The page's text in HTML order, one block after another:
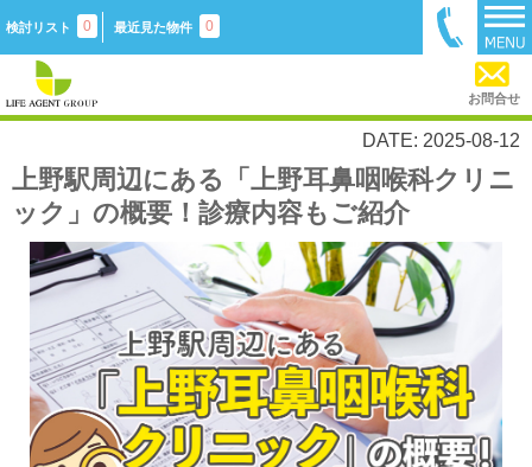
検討リスト 0 最近見た物件 0
お問合せ
DATE: 2025-08-12
上野駅周辺にある「上野耳鼻咽喉科クリニ
ック」の概要！診療内容もご紹介